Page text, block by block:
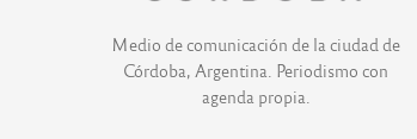
Medio de comunicación de la ciudad de
Córdoba, Argentina. Periodismo con
agenda propia.